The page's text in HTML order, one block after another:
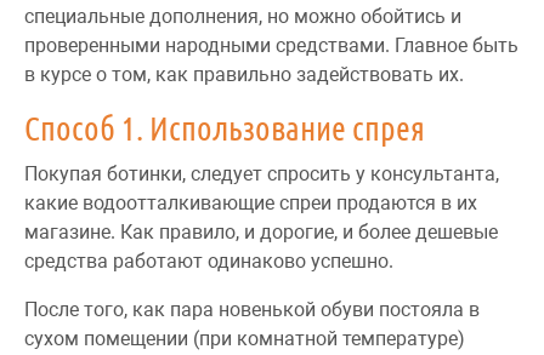
специальные дополнения, но можно обойтись и
проверенными народными средствами. Главное быть
в курсе о том, как правильно задействовать их.
Способ 1. Использование спрея
Покупая ботинки, следует спросить у консультанта,
какие водоотталкивающие спреи продаются в их
магазине. Как правило, и дорогие, и более дешевые
средства работают одинаково успешно.
После того, как пара новенькой обуви постояла в
сухом помещении (при комнатной температуре)